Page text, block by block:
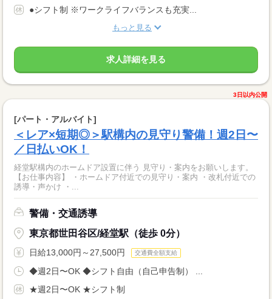
●シフト制 ※ワークライフバランスも充実...
もっと見る
求人詳細を見る
3日以内公開
[パート・アルバイト]
＜レア×短期◎＞駅構内の見守り警備！週2日〜
／日払いOK！
経堂駅構内のホームドア設置に伴う 見守り・案内をお願いします。
【お仕事内容】 ・ホームドア付近での見守り・案内 ・改札付近での
誘導・声かけ ・...
警備・交通誘導
東京都世田谷区/経堂駅（徒歩 0分）
日給13,000円～27,500円 交通費全額支給
◆週2日〜OK ◆シフト自由（自己申告制） ...
★週2日〜OK ★シフト制